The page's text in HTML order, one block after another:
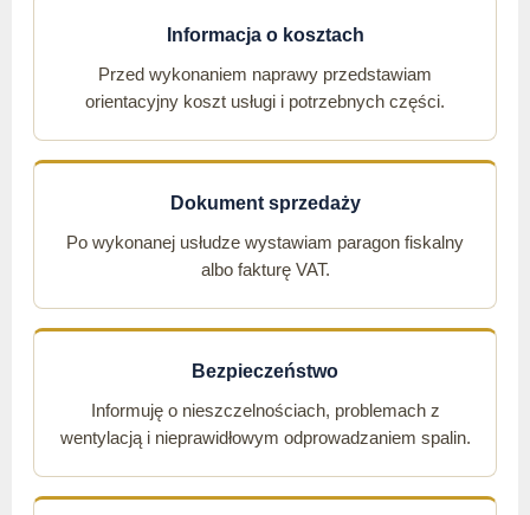
Informacja o kosztach
Przed wykonaniem naprawy przedstawiam
orientacyjny koszt usługi i potrzebnych części.
Dokument sprzedaży
Po wykonanej usłudze wystawiam paragon fiskalny
albo fakturę VAT.
Bezpieczeństwo
Informuję o nieszczelnościach, problemach z
wentylacją i nieprawidłowym odprowadzaniem spalin.